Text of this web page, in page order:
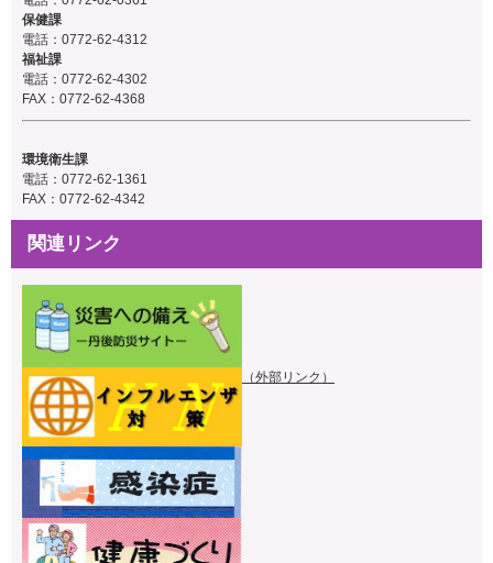
保健課
電話： 0772-62-4312
福祉課
電話： 0772-62-4302
FAX：0772-62-4368
環境衛生課
電話： 0772-62-1361
FAX：0772-62-4342
関連リンク
（外部リンク）